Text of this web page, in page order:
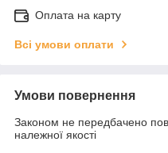
Оплата на карту
Всі умови оплати
Умови повернення
Законом не передбачено
належної якості